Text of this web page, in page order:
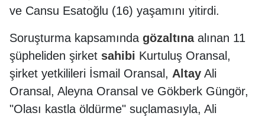
ve Cansu Esatoğlu (16) yaşamını yitirdi.
Soruşturma kapsamında gözaltınaalınan 11
şüpheliden şirket sahibi Kurtuluş Oransal,
şirket yetkilileri İsmail Oransal, Altay Ali
Oransal, Aleyna Oransal ve Gökberk Güngör,
"Olası kastla öldürme" suçlamasıyla, Ali